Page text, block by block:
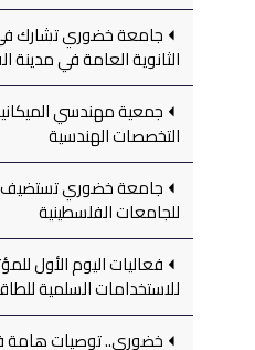
جامعة خضوري تشارك في
الثانوية العامة في
جمعية مهندسي
التخصصات الهندسية
جامعة خضوري تستضيف
للجامعات الفلسطينية
فعاليات اليوم الأول
للاستخدامات السلمية
خضوري.. توصيات هامة